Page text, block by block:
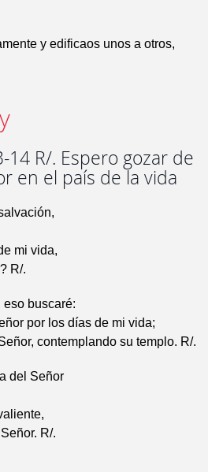
y edificaos unos a otros,
14 R/. Espero gozar de
en el país de la vida
mi vida,
R/.
eso buscaré:
por los días de mi vida;
contemplando su templo. R/.
del Señor
R/.